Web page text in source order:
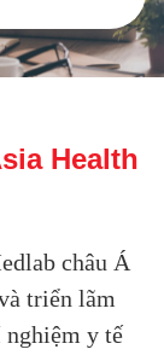
Health
châu Á
triển lãm
y tế